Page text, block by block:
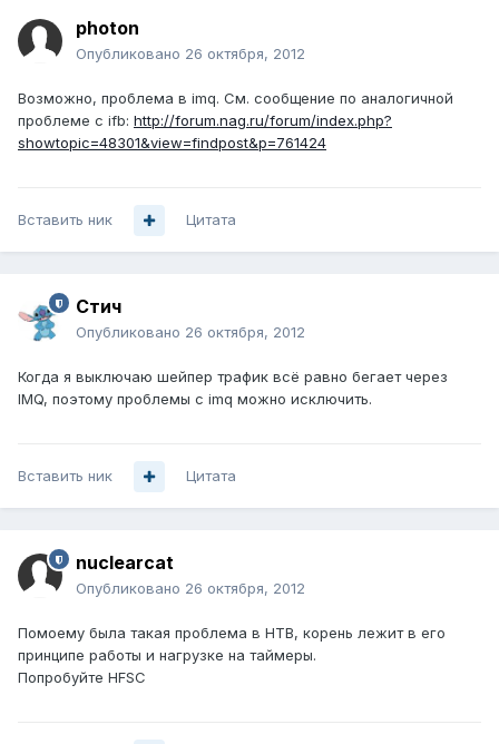
photon
Опубликовано 26 октября, 2012
Возможно, проблема в imq. См. сообщение по аналогичной
проблеме с ifb: http://forum.nag.ru/forum/index.php?
showtopic=48301&view=findpost&p=761424
Вставить ник Цитата
Стич
Опубликовано 26 октября, 2012
Когда я выключаю шейпер трафик всё равно бегает через
IMQ, поэтому проблемы с imq можно исключить.
Вставить ник Цитата
nuclearcat
Опубликовано 26 октября, 2012
Помоему была такая проблема в HTB, корень лежит в его
принципе работы и нагрузке на таймеры.
Попробуйте HFSC